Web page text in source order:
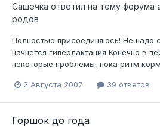
Сашечка ответил на тему форума
родов
Полностью присоединяюсь! Не надо
начнется гиперлактация Конечно в
некоторые проблемы, пока ритм
2 Августа 2007 39 ответов
Горшок до года